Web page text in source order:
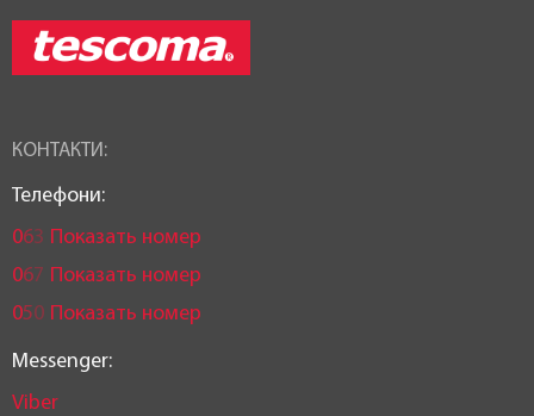
КОНТАКТИ:
Телефони:
063 Показать номер
067 Показать номер
050 Показать номер
Messenger:
Viber